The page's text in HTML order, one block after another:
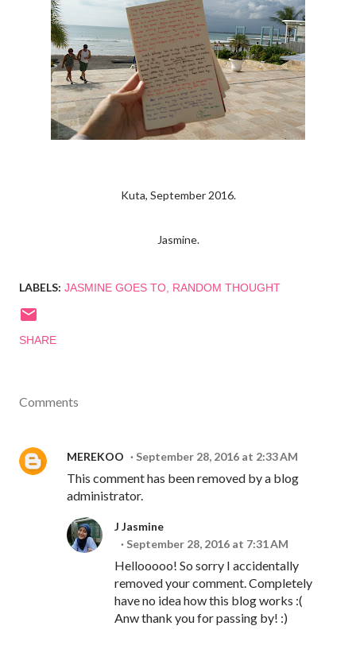
Kuta, September 2016.
Jasmine.
LABELS: JASMINE GOES TO RANDOM THOUGHT
SHARE
Comments
MEREKOO September 28, 2016 at 2:33 AM
This comment has been removed by a blog
administrator.
J Jasmine
September 28, 2016 at 7:31 AM
Hellooooo! So sorry I accidentally
removed your comment. Completely
have no idea how this blog works :(
Anw thank you for passing by! :)